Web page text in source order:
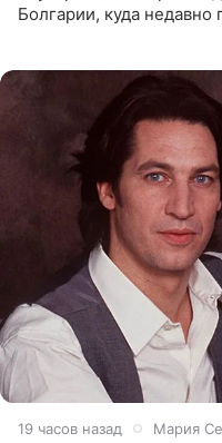
Болгарии, куда недавно
19 часов назад Мария